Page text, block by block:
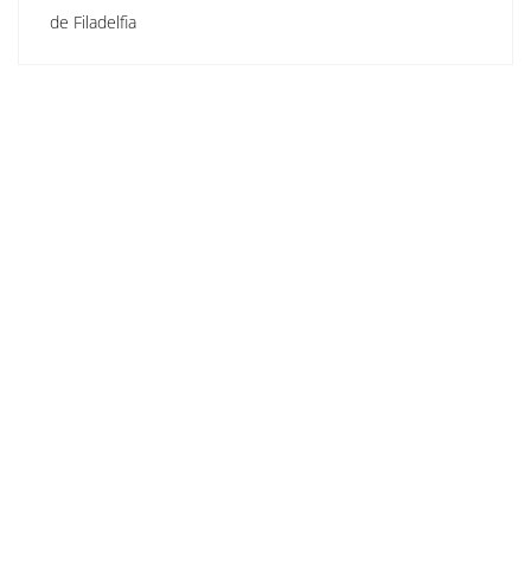
de Filadelfia